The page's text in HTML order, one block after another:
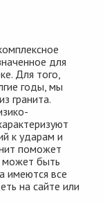
для
Для того,
годы, мы
гранита.
к ударам и
поможет
может быть
имеются все
на сайте или